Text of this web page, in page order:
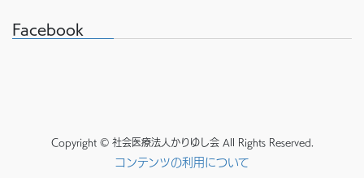
Facebook
Copyright © 社会医療法人かりゆし会 All Rights Reserved.
コンテンツの利用について